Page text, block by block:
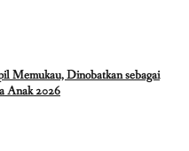
Memukau, Dinobatkan sebagai
Anak 2026